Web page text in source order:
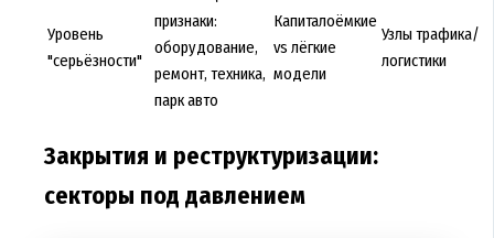
Уровень
"серьёзности"
признаки:
оборудование,
ремонт, техника,
парк авто
Капиталоёмкие
vs лёгкие
модели
Узлы трафика/
логистики
Закрытия и реструктуризации:
секторы под давлением